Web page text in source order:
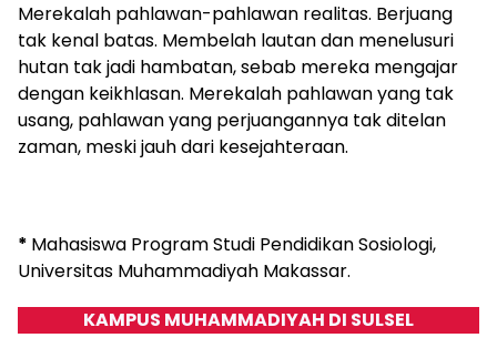
Merekalah pahlawan-pahlawan realitas. Berjuang
tak kenal batas. Membelah lautan dan menelusuri
hutan tak jadi hambatan, sebab mereka mengajar
dengan keikhlasan. Merekalah pahlawan yang tak
usang, pahlawan yang perjuangannya tak ditelan
zaman, meski jauh dari kesejahteraan.
* Mahasiswa Program Studi Pendidikan Sosiologi,
Universitas Muhammadiyah Makassar.
KAMPUS MUHAMMADIYAH DI SULSEL